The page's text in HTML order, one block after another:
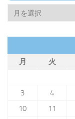
Archive
月
火
3
4
10
11